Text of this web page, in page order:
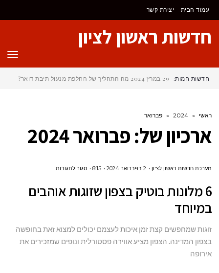
לתוכן
עמוד הבית יצירת קשר
חדשות ראשון לציון
חדשות חמות: 29 במרץ 2024 מה התהליך של החלפת מנעול תיבת דואר?
ראשי »
2024
» פברואר
ארכיון של:פברואר 2024
מערכת חדשות ראשון לציון 2 בפברואר 2024 8:15 סגור לתגובותעל
מלונות
6 מלונות בוטיק בצפון שזוגות אוהבים
במיוחד
זוגות שמחפשים קצת זמן איכות לעצמם יכולים למצוא זאת בחופשה
בצפון המדינה. הצפון מציע אווירה פסטורלית ונופים שמזכירים את
אירופה